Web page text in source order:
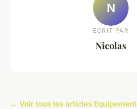
N
ECRIT PAR
Nicolas
← Voir tous les articles Equipement